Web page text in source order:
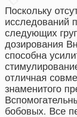
Поскольку
исследований
следующих
дозирования
способна
отличная
знаменитого
бобовых. Все